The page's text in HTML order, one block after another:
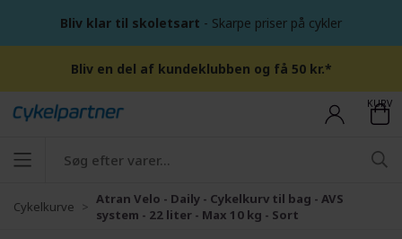
Bliv klar til skoletsart - Skarpe priser på cykler
Bliv en del af kundeklubben og få 50 kr.*
KURV
Cykelkurve
Atran Velo - Daily - Cykelkurv til bag - AVS
system - 22 liter - Max 10 kg - Sort